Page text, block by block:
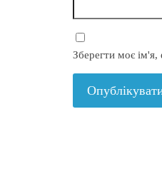
Зберегти моє ім'я,